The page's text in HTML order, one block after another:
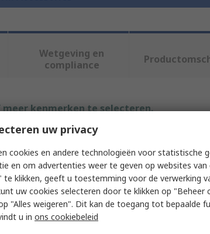
Wetgeving en
compliance
kenmerken te selecteren.
G&J Hall
Type Pilot Pin
Type Drill Accessory
uw privacy
cookies en andere technologieën voor statistische
en om advertenties weer te geven op websites van
te klikken, geeft u toestemming voor de verwerking
uw cookies selecteren door te klikken op "Beheer
"Alles weigeren". Dit kan de toegang tot bepaalde
u in ons cookiebeleid